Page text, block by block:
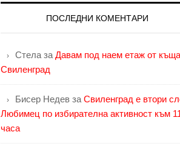
ПОСЛЕДНИ КОМЕНТАРИ
Стела за Давам под наем етаж от
Свиленград
Бисер Недев за Свиленград е втори
Любимец по избирателна активност към
часа